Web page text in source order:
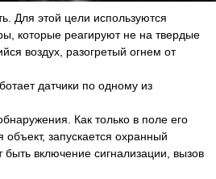
Для этой цели используются
которые реагируют не на твердые
воздух, разогретый огнем от
датчики по одному из
Как только в поле его
объект, запускается охранный
включение сигнализации, вызов